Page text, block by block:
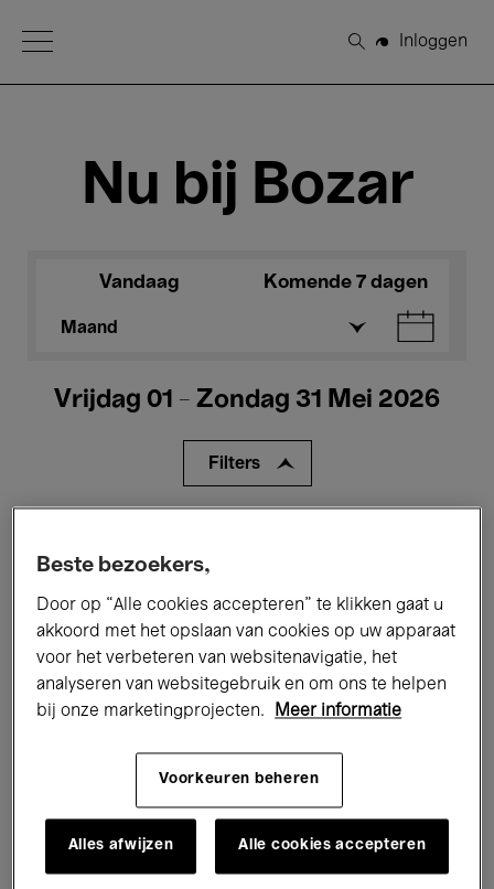
Open Menu
Zoeken
Inloggen
Nu bij Bozar
Vandaag Komende 7 dagen
Maand
Vrijdag 01 - Zondag 31 Mei 2026
Filters
Performances Lezingen & Debatten
Jazz Klassieke Muziek Global Music
Onderwijs Rondleidingen
Beste bezoekers,
Door op “Alle cookies accepteren” te klikken gaat u
akkoord met het opslaan van cookies op uw apparaat
voor het verbeteren van websitenavigatie, het
analyseren van websitegebruik en om ons te helpen
bij onze marketingprojecten.
Meer informatie
Voorkeuren beheren
Alles afwijzen Alle cookies accepteren